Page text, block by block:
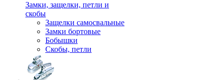
Замки, защелки, петли и
скобы
Защелки самосвальные
Замки бортовые
Бобышки
Скобы, петли